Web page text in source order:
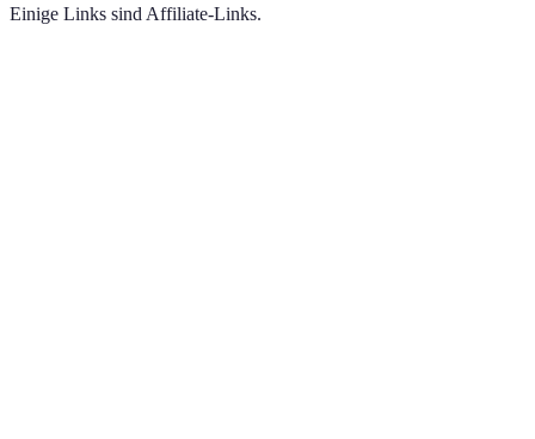
Einige Links sind Affiliate-Links.